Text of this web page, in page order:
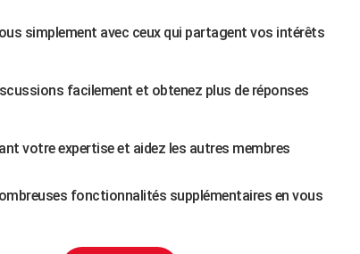
simplement avec ceux qui partagent vos intérêts
facilement et obtenez plus de réponses
votre expertise et aidez les autres membres
fonctionnalités supplémentaires en vous